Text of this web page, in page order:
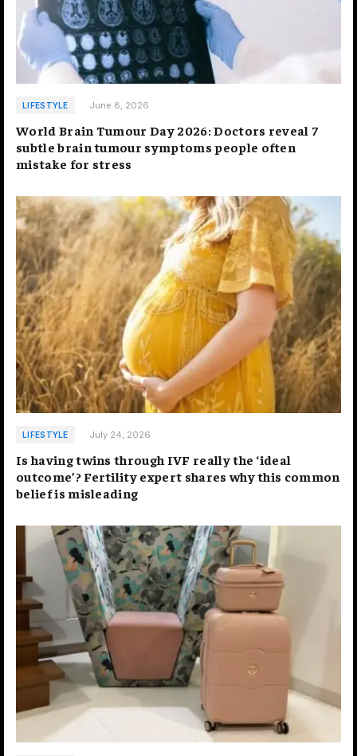
LIFESTYLE June 8, 2026
World Brain Tumour Day 2026: Doctors reveal 7
subtle brain tumour symptoms people often
mistake for stress
LIFESTYLE July 24, 2026
Is having twins through IVF really the ‘ideal
outcome’? Fertility expert shares why this common
belief is misleading